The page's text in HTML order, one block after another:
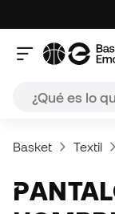
Basket Textil
PANTALONES KOBE